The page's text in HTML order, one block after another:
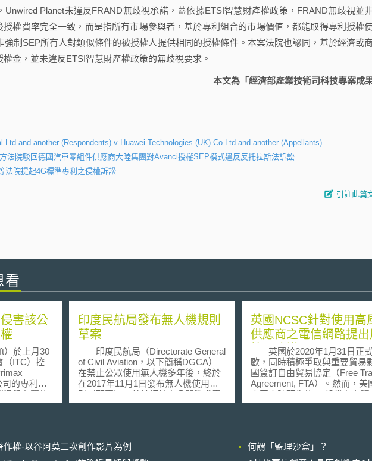
Unwired Planet未違反FRAND無歧視承諾，蓋依據ETSI智慧財產權政策，FRAND無歧視並
授權費率完全一致，而是指所有市場參與者，基於專利組合的市場價值，都能取得專利授權
強制SEP所有人對類似條件的被授權人提供相同的授權條件。本案法院也認同，基於經濟或
金，並未違反ETSI智慧財產權政策的無歧視要求。
本文為「經濟部產業技術司科技專案成果
Ltd and another (Respondents) v Huawei Technologies (UK) Co Ltd and another (Appellants)
法院駁回德國汽車零組件供應商大陸集團對Avanci授權SEP模式違反反托拉斯法訴訟
法院提起4G標準專利之侵權訴訟
引註此篇
看
害該公
於上月30
（ITC）控
的專利
鼠有關的
軟公司所
與致伸公
經向ITC
美國。此外
表
印度民航局發布無人機規則
草案
印度民航局（Directorate General
of Civil Aviation，以下簡稱DGCA）
在禁止公眾使用無人機多年後，終於
在2017年11月1日發布無人機使用規
則（草案），並於網站上公開徵求意
見。民航局部長P Ashok Gajapathi
架。預計今年12月底前完成訂定無人
機使用管理規範，包含商業用途無人
英國NCSC針對使用高
供應商之電信網路提出
管理建議
英國於2020年1月31日正
歐，同時積極爭取與重要貿易
國簽訂自由貿易協定（Free
Agreement, FTA）。然而，美
中國大陸華為的5G設備存在資
險，可能被用於間諜活動進而
國嘗試透過政策研擬，在5G經
與國家安全間求取平衡。英國
權-以谷阿莫二次創作影片為例
何謂「監理沙盒」？